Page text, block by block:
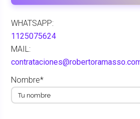
WHATSAPP:
1125075624
MAIL:
Nombre*